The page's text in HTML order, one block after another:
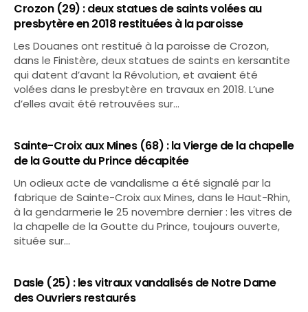
Crozon (29) : deux statues de saints volées au
presbytère en 2018 restituées à la paroisse
Les Douanes ont restitué à la paroisse de Crozon,
dans le Finistère, deux statues de saints en kersantite
qui datent d’avant la Révolution, et avaient été
volées dans le presbytère en travaux en 2018. L’une
d’elles avait été retrouvées sur…
Sainte-Croix aux Mines (68) : la Vierge de la chapelle
de la Goutte du Prince décapitée
Un odieux acte de vandalisme a été signalé par la
fabrique de Sainte-Croix aux Mines, dans le Haut-Rhin,
à la gendarmerie le 25 novembre dernier : les vitres de
la chapelle de la Goutte du Prince, toujours ouverte,
située sur…
Dasle (25) : les vitraux vandalisés de Notre Dame
des Ouvriers restaurés